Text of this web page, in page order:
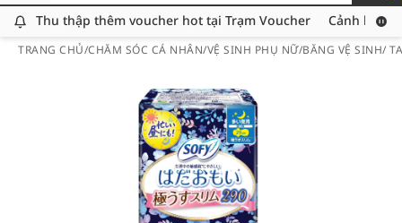
Thu thập thêm voucher hot tại Trạm Voucher
Thu thập thêm voucher hot tại Trạm Voucher Cảnh báo
TRANG CHỦ/CHĂM SÓC CÁ NHÂN/VỆ SINH PHỤ NỮ/BĂNG VỆ SINH/